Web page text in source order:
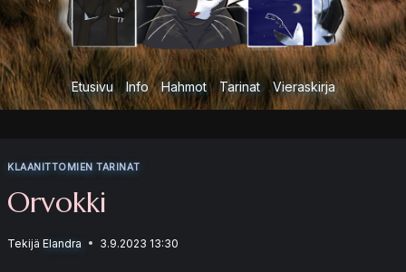
Etusivu Info Hahmot Tarinat Vieraskirja
KLAANITTOMIEN TARINAT
Orvokki
Tekijä Elandra 3.9.2023 13:30